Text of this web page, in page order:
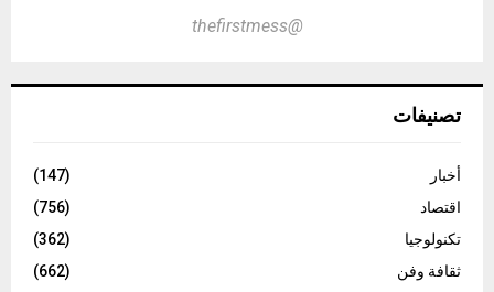
@thefirstmess
تصنيفات
أخبار
(147)
اقتصاد
(756)
تكنولوجيا
(362)
ثقافة وفن
(662)